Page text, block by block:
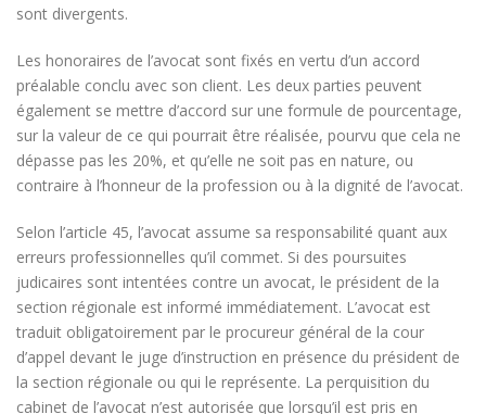
sont divergents.
Les honoraires de l’avocat sont fixés en vertu d’un accord
préalable conclu avec son client. Les deux parties peuvent
également se mettre d’accord sur une formule de pourcentage,
sur la valeur de ce qui pourrait être réalisée, pourvu que cela ne
dépasse pas les 20%, et qu’elle ne soit pas en nature, ou
contraire à l’honneur de la profession ou à la dignité de l’avocat.
Selon l’article 45, l’avocat assume sa responsabilité quant aux
erreurs professionnelles qu’il commet. Si des poursuites
judicaires sont intentées contre un avocat, le président de la
section régionale est informé immédiatement. L’avocat est
traduit obligatoirement par le procureur général de la cour
d’appel devant le juge d’instruction en présence du président de
la section régionale ou qui le représente. La perquisition du
cabinet de l’avocat n’est autorisée que lorsqu’il est pris en